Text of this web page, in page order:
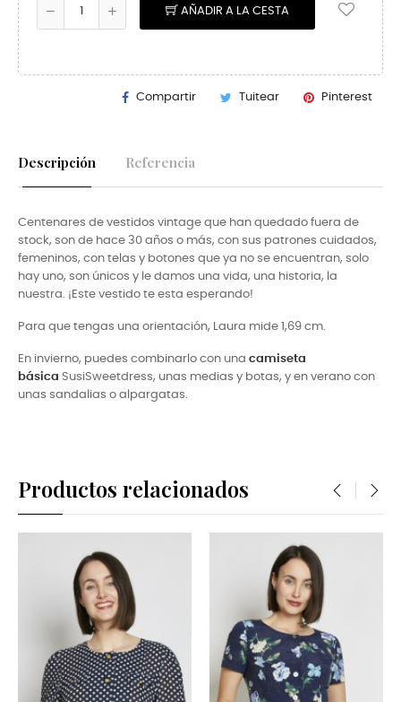
AÑADIR A LA CESTA
Compartir Tuitear Pinterest
Descripción Referencia
Centenares de vestidos vintage que han quedado fuera de
stock, son de hace 30 años o más, con sus patrones cuidados,
femeninos, con telas y botones que ya no se encuentran, solo
hay uno, son únicos y le damos una vida, una historia, la
nuestra. ¡Este vestido te esta esperando!
Para que tengas una orientación, Laura mide 1,69 cm.
En invierno, puedes combinarlo con una camiseta
básica SusiSweetdress, unas medias y botas, y en verano con
unas sandalias o alpargatas.
Productos relacionados